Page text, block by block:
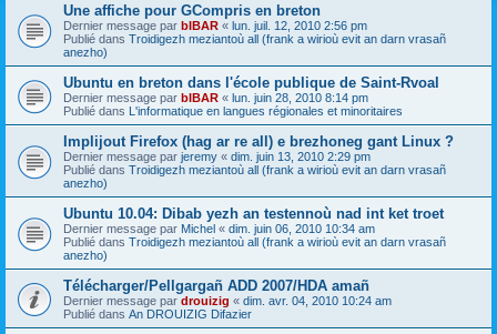
Une affiche pour GCompris en breton
Dernier message par bIBAR « lun. juil. 12, 2010 2:56 pm
Publié dans Troidigezh meziantoù all (frank a wirioù evit an darn vrasañ
anezho)
Ubuntu en breton dans l'école publique de Saint-Rvoal
Dernier message par bIBAR « lun. juin 28, 2010 8:14 pm
Publié dans L'informatique en langues régionales et minoritaires
Implijout Firefox (hag ar re all) e brezhoneg gant Linux ?
Dernier message par jeremy « dim. juin 13, 2010 2:29 pm
Publié dans Troidigezh meziantoù all (frank a wirioù evit an darn vrasañ
anezho)
Ubuntu 10.04: Dibab yezh an testennoù nad int ket troet
Dernier message par Michel « dim. juin 06, 2010 10:34 am
Publié dans Troidigezh meziantoù all (frank a wirioù evit an darn vrasañ
anezho)
Télécharger/Pellgargañ ADD 2007/HDA amañ
Dernier message par drouizig « dim. avr. 04, 2010 10:24 am
Publié dans An DROUIZIG Difazier